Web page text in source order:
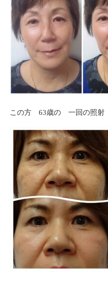
この方 63歳の 一回の照